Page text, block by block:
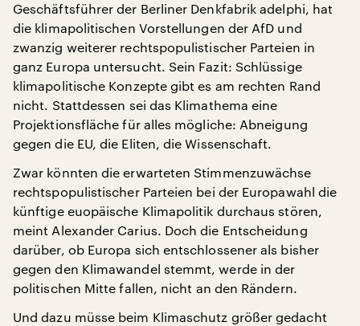
Geschäftsführer der Berliner Denkfabrik adelphi, hat
die klimapolitischen Vorstellungen der AfD und
zwanzig weiterer rechtspopulistischer Parteien in
ganz Europa untersucht. Sein Fazit: Schlüssige
klimapolitische Konzepte gibt es am rechten Rand
nicht. Stattdessen sei das Klimathema eine
Projektionsfläche für alles mögliche: Abneigung
gegen die EU, die Eliten, die Wissenschaft.
Zwar könnten die erwarteten Stimmenzuwächse
rechtspopulistischer Parteien bei der Europawahl die
künftige euopäische Klimapolitik durchaus stören,
meint Alexander Carius. Doch die Entscheidung
darüber, ob Europa sich entschlossener als bisher
gegen den Klimawandel stemmt, werde in der
politischen Mitte fallen, nicht an den Rändern.
Und dazu müsse beim Klimaschutz größer gedacht